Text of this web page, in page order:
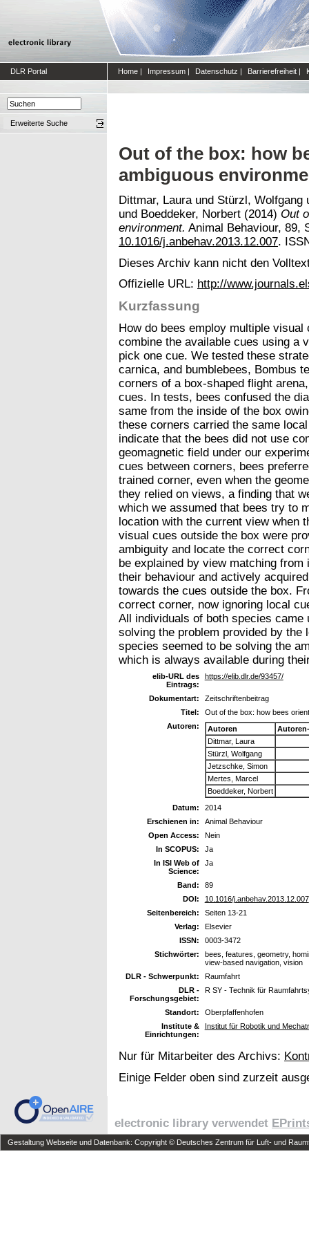
DLR Portal Home | Impressum | Datenschutz | Barrierefreiheit |
Erweiterte Suche
Out of the box: how
ambiguous
Dittmar, Laura und Stürzl, Wolfgang
und Boeddeker, Norbert (2014) Out
environment. Animal Behaviour, 89,
10.1016/j.anbehav.2013.12.007.
Dieses Archiv kann nicht den
Offizielle URL: http://
Kurzfassung
How do bees employ multiple
combine the available cues using a
pick one cue. We tested these
carnica, and bumblebees, Bombus
corners of a box-shaped flight
cues. In tests, bees confused the
same from the inside of the box
these corners carried the same
indicate that the bees did not use
geomagnetic field under our
cues between corners, bees
trained corner, even when the
they relied on views, a finding that
which we assumed that bees try to
location with the current view when
visual cues outside the box were
ambiguity and locate the correct
be explained by view matching
their behaviour and actively
towards the cues outside the box.
correct corner, now ignoring local
All individuals of both species
solving the problem provided by the
species seemed to be solving the
which is always available during
elib-URL des
Eintrags:
https://elib.dlr.de/93457/
Dokumentart:
Zeitschriftenbeitrag
Titel:
Out of the box: how bees
Autoren:
Autoren
Dittmar, Laura
Stürzl, Wolfgang
Jetzschke, Simon
Mertes, Marcel
Boeddeker, Norbert
Datum:
2014
Erschienen in:
Animal Behaviour
Open Access:
Nein
In SCOPUS:
Ja
In ISI Web of
Science:
Ja
Band:
89
DOI:
10.1016/j.anbehav.2013.12.007
Seitenbereich:
Seiten 13-21
Verlag:
Elsevier
ISSN:
0003-3472
Stichwörter:
bees, features, geometry,
view-based navigation, vision
DLR - Schwerpunkt:
Raumfahrt
DLR -
Forschungsgebiet:
R SY - Technik für
Standort:
Oberpfaffenhofen
Institute &
Einrichtungen:
Institut für Robotik und
Nur für Mitarbeiter des Archivs:
Einige Felder oben sind zurzeit
electronic library verwendet
Gestaltung Webseite und Datenbank: Copyright © Deutsches Zentrum für Luft- und